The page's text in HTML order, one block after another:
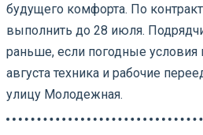
будущего комфорта. По
выполнить до 28 июля.
раньше, если погодные условия
августа техника и рабочие
улицу Молодежная.